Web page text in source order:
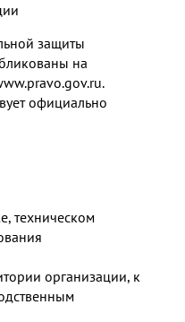
защиты
на
официально
техническом
организации, к